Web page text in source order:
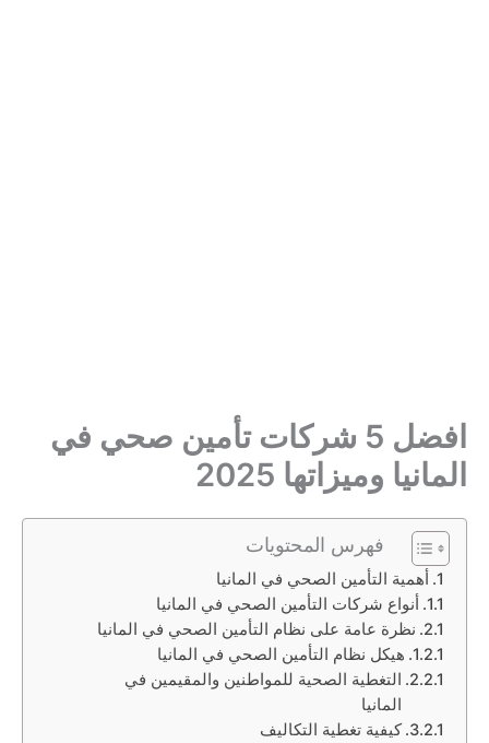
افضل 5 شركات تأمين صحي في
المانيا وميزاتها 2025
فهرس المحتويات
أهمية التأمين الصحي في المانيا
أنواع شركات التأمين الصحي في المانيا
نظرة عامة على نظام التأمين الصحي في المانيا
هيكل نظام التأمين الصحي في المانيا
التغطية الصحية للمواطنين والمقيمين في
المانيا
كيفية تغطية التكاليف